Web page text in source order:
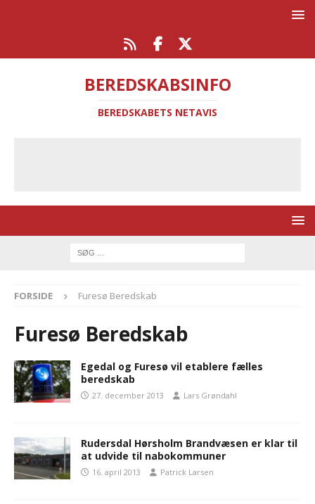
BEREDSKABSINFO
BEREDSKABETS NETAVIS
FORSIDE Furesø Beredskab
Furesø Beredskab
Egedal og Furesø vil etablere fælles
beredskab
27. december 2013 Lars Grøndahl
Rudersdal Hørsholm Brandvæsen er klar til
at udvide til nabokommuner
16. april 2013 Patrick Larsen